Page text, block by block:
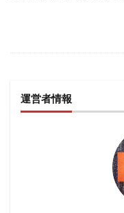
運営者情報